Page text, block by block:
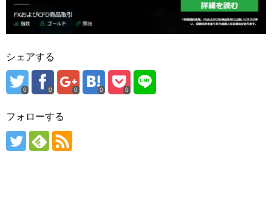
シェアする
0 0 0 0 0
フォローする